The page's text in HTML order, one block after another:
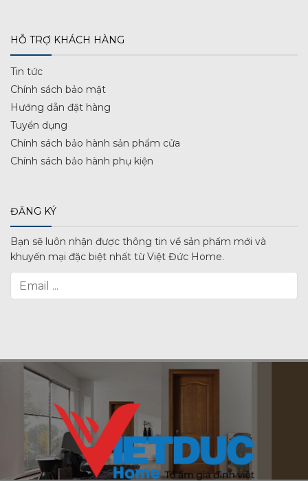
HỖ TRỢ KHÁCH HÀNG
Tin tức
Chính sách bảo mật
Hướng dẫn đặt hàng
Tuyển dụng
Chính sách bảo hành sản phẩm cửa
Chính sách bảo hành phụ kiện
ĐĂNG KÝ
Bạn sẽ luôn nhận được thông tin về sản phẩm mới và
khuyến mại đặc biệt nhất từ Việt Đức Home.